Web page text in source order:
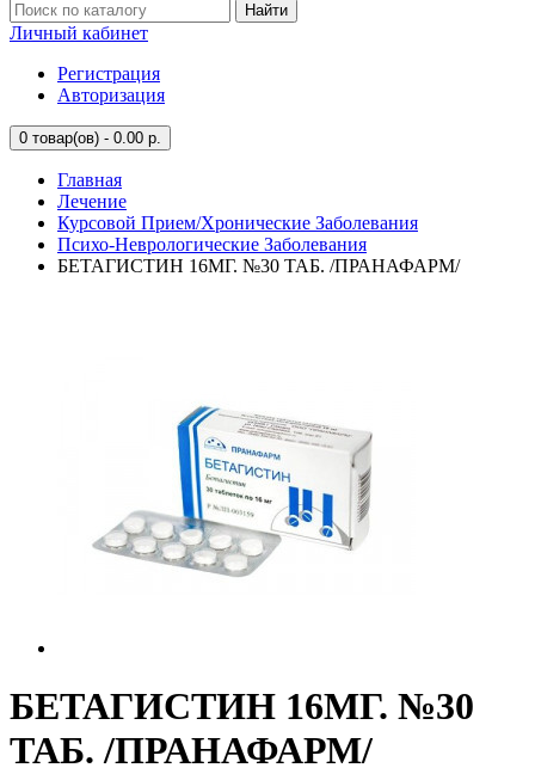
Найти
Личный кабинет
Регистрация
Авторизация
0 товар(ов) - 0.00 р.
Главная
Лечение
Курсовой Прием/Хронические Заболевания
Психо-Неврологические Заболевания
БЕТАГИСТИН 16МГ. №30 ТАБ. /ПРАНАФАРМ/
БЕТАГИСТИН 16МГ. №30
ТАБ. /ПРАНАФАРМ/